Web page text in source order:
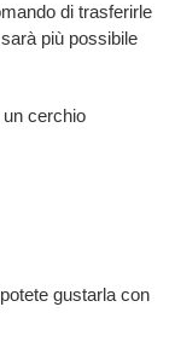
di trasferirle
più possibile
cerchio
gustarla con